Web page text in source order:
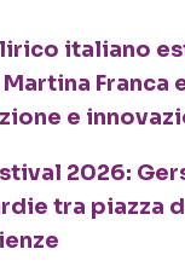
italiano
Franca
e
2026:
tra piazza